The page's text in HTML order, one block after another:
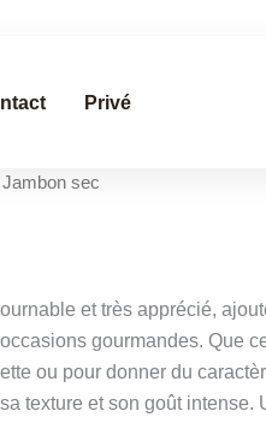
Privé
sec
et très apprécié,
gourmandes. Que
ou pour donner du
texture et son goût intense.